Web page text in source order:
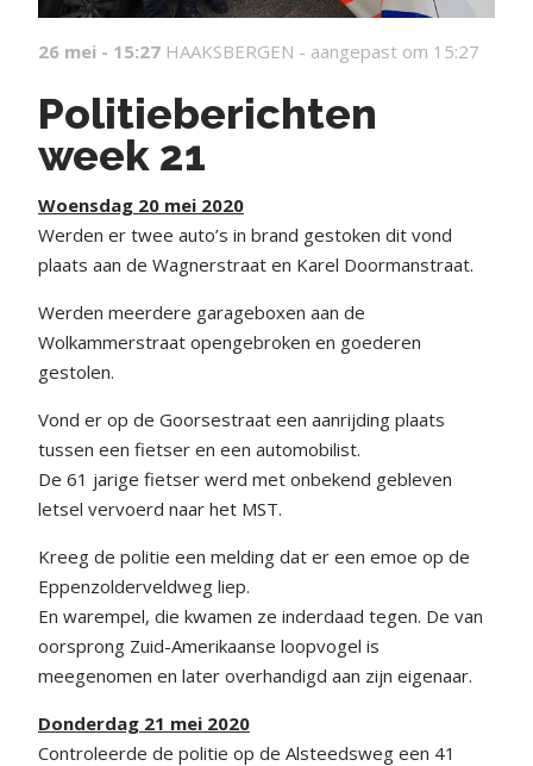
26 mei - 15:27 HAAKSBERGEN - aangepast om 15:27
Politieberichten
week 21
Woensdag 20 mei 2020
Werden er twee auto’s in brand gestoken dit vond
plaats aan de Wagnerstraat en Karel Doormanstraat.
Werden meerdere garageboxen aan de
Wolkammerstraat opengebroken en goederen
gestolen.
Vond er op de Goorsestraat een aanrijding plaats
tussen een fietser en een automobilist.
De 61 jarige fietser werd met onbekend gebleven
letsel vervoerd naar het MST.
Kreeg de politie een melding dat er een emoe op de
Eppenzolderveldweg liep.
En warempel, die kwamen ze inderdaad tegen. De van
oorsprong Zuid-Amerikaanse loopvogel is
meegenomen en later overhandigd aan zijn eigenaar.
Donderdag 21 mei 2020
Controleerde de politie op de Alsteedsweg een 41